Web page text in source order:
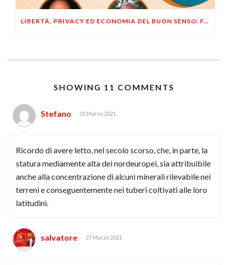
LIBERTÀ, PRIVACY ED ECONOMIA DEL BUON SENSO: FACCO E MUSUMECI A CASALECCHIO DI RENO (BO)
SHOWING 11 COMMENTS
Stefano 31 Marzo 2021
Ricordo di avere letto, nel secolo scorso, che, in parte, la
statura mediamente alta dei nordeuropei, sia attribuibile
anche alla concentrazione di alcuni minerali rilevabile nei
terreni e conseguentemente nei tuberi coltivati alle loro
latitudini.
salvatore 27 Marzo 2021